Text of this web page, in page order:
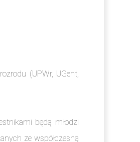
(UPWr, UGent,
będą młodzi
ze współczesną